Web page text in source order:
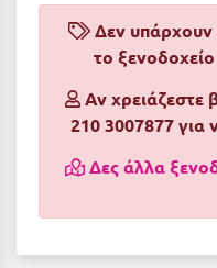
Αρχαία Ολυμπία
Αστυπάλαια
Αττική
Ενοικιαζόμενα Δωμάτια
Διαμερίσματα
Studios
Δεν υπάρχουν
το
Αν χρειάζεστε
210 3007877 για
Δες άλλα